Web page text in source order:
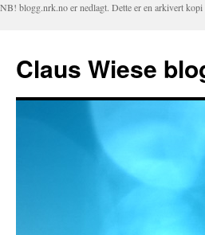
NB! blogg.nrk.no er nedlagt. Dette er en arkivert kopi
Claus Wiese